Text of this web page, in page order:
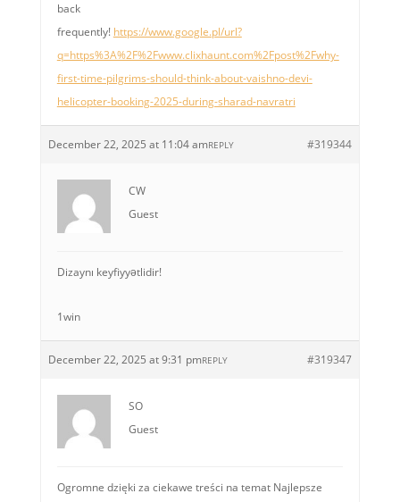
back
frequently! https://www.google.pl/url?
q=https%3A%2F%2Fwww.clixhaunt.com%2Fpost%2Fwhy-
first-time-pilgrims-should-think-about-vaishno-devi-
helicopter-booking-2025-during-sharad-navratri
December 22, 2025 at 11:04 am #319344
REPLY
CW
Guest
Dizaynı keyfiyyətlidir!
1win
December 22, 2025 at 9:31 pm #319347
REPLY
SO
Guest
Ogromne dzięki za ciekawe treści na temat Najlepsze